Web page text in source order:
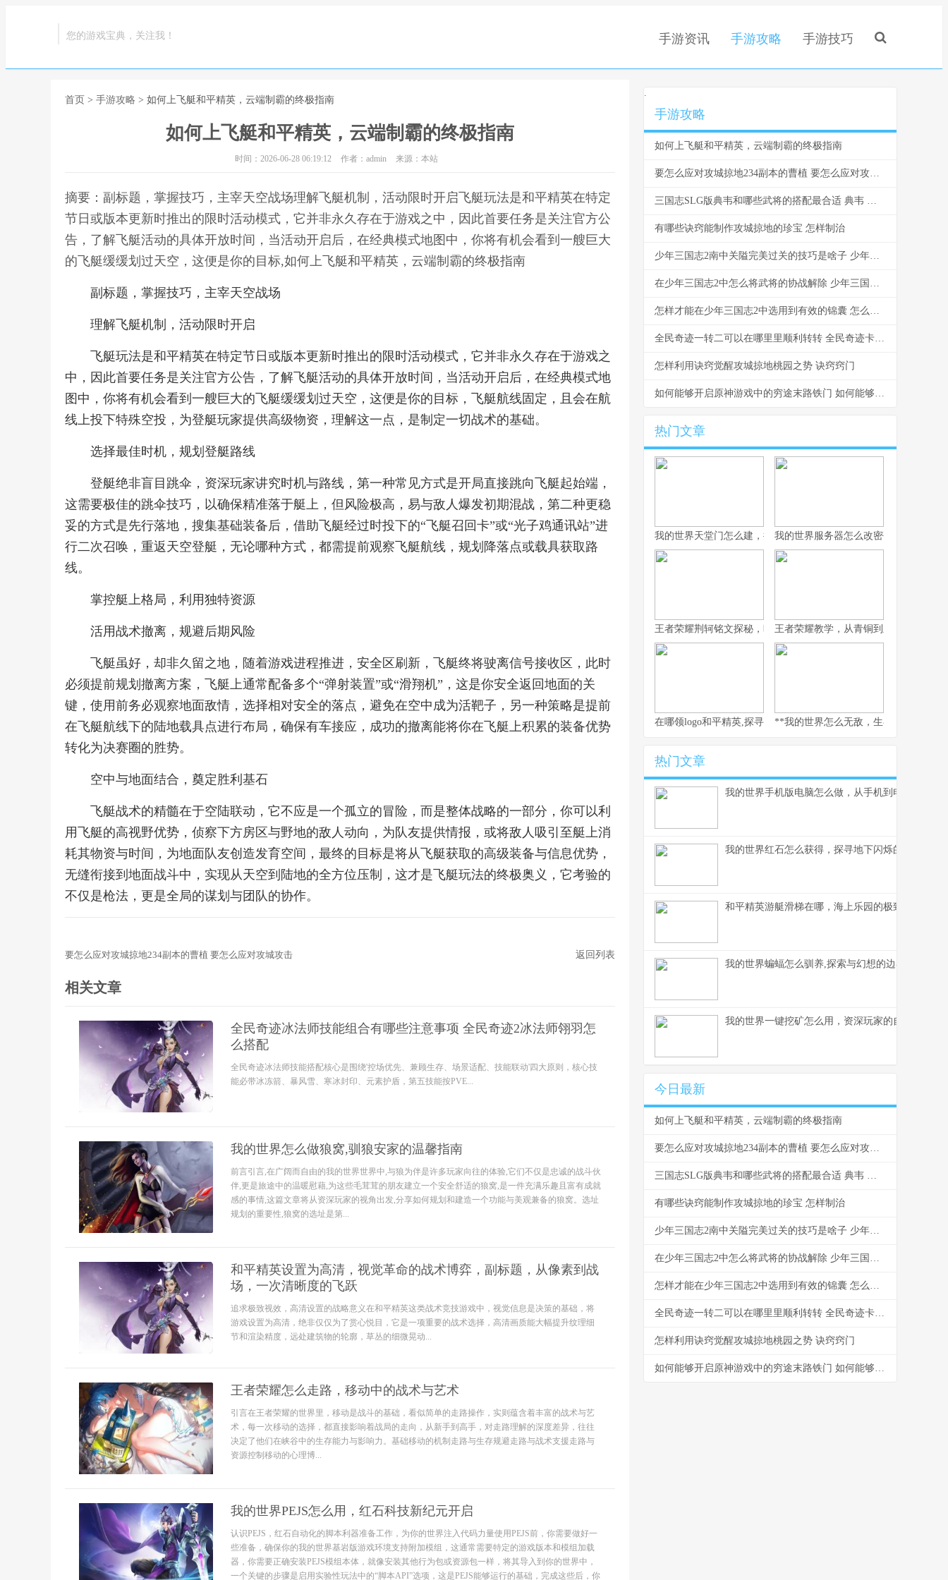
您的游戏宝典，关注我！ 手游资讯 手游攻略 手游技巧
首页 > 手游攻略 > 如何上飞艇和平精英，云端制霸的终极指南
如何上飞艇和平精英，云端制霸的终极指南
时间：2026-06-28 06:19:12 作者：admin 来源：本站
摘要：副标题，掌握技巧，主宰天空战场理解飞艇机制，活动限时开启飞艇玩法是和平精英在特定
节日或版本更新时推出的限时活动模式，它并非永久存在于游戏之中，因此首要任务是关注官方公
告，了解飞艇活动的具体开放时间，当活动开启后，在经典模式地图中，你将有机会看到一艘巨大
的飞艇缓缓划过天空，这便是你的目标,如何上飞艇和平精英，云端制霸的终极指南
副标题，掌握技巧，主宰天空战场
理解飞艇机制，活动限时开启
飞艇玩法是和平精英在特定节日或版本更新时推出的限时活动模式，它并非永久存在于游戏之
中，因此首要任务是关注官方公告，了解飞艇活动的具体开放时间，当活动开启后，在经典模式地
图中，你将有机会看到一艘巨大的飞艇缓缓划过天空，这便是你的目标，飞艇航线固定，且会在航
线上投下特殊空投，为登艇玩家提供高级物资，理解这一点，是制定一切战术的基础。
选择最佳时机，规划登艇路线
登艇绝非盲目跳伞，资深玩家讲究时机与路线，第一种常见方式是开局直接跳向飞艇起始端，
这需要极佳的跳伞技巧，以确保精准落于艇上，但风险极高，易与敌人爆发初期混战，第二种更稳
妥的方式是先行落地，搜集基础装备后，借助飞艇经过时投下的“飞艇召回卡”或“光子鸡通讯站”进
行二次召唤，重返天空登艇，无论哪种方式，都需提前观察飞艇航线，规划降落点或载具获取路
线。
掌控艇上格局，利用独特资源
活用战术撤离，规避后期风险
飞艇虽好，却非久留之地，随着游戏进程推进，安全区刷新，飞艇终将驶离信号接收区，此时
必须提前规划撤离方案，飞艇上通常配备多个“弹射装置”或“滑翔机”，这是你安全返回地面的关
键，使用前务必观察地面敌情，选择相对安全的落点，避免在空中成为活靶子，另一种策略是提前
在飞艇航线下的陆地载具点进行布局，确保有车接应，成功的撤离能将你在飞艇上积累的装备优势
转化为决赛圈的胜势。
空中与地面结合，奠定胜利基石
飞艇战术的精髓在于空陆联动，它不应是一个孤立的冒险，而是整体战略的一部分，你可以利
用飞艇的高视野优势，侦察下方房区与野地的敌人动向，为队友提供情报，或将敌人吸引至艇上消
耗其物资与时间，为地面队友创造发育空间，最终的目标是将从飞艇获取的高级装备与信息优势，
无缝衔接到地面战斗中，实现从天空到陆地的全方位压制，这才是飞艇玩法的终极奥义，它考验的
不仅是枪法，更是全局的谋划与团队的协作。
要怎么应对攻城掠地234副本的曹植 要怎么应对攻城攻击 返回列表
相关文章
全民奇迹冰法师技能组合有哪些注意事项 全民奇迹2冰法师翎羽怎
么搭配
全民奇迹冰法师技能搭配核心是围绕'控场优先、兼顾生存、场景适配、技能联动'四大原则，核心技
能必带冰冻箭、暴风雪、寒冰封印、元素护盾，第五技能按PVE...
我的世界怎么做狼窝,驯狼安家的温馨指南
前言引言,在广阔而自由的我的世界世界中,与狼为伴是许多玩家向往的体验,它们不仅是忠诚的战斗伙
伴,更是旅途中的温暖慰藉,为这些毛茸茸的朋友建立一个安全舒适的狼窝,是一件充满乐趣且富有成就
感的事情,这篇文章将从资深玩家的视角出发,分享如何规划和建造一个功能与美观兼备的狼窝。选址
规划的重要性,狼窝的选址是第...
和平精英设置为高清，视觉革命的战术博弈，副标题，从像素到战
场，一次清晰度的飞跃
追求极致视效，高清设置的战略意义在和平精英这类战术竞技游戏中，视觉信息是决策的基础，将
游戏设置为高清，绝非仅仅为了赏心悦目，它是一项重要的战术选择，高清画质能大幅提升纹理细
节和渲染精度，远处建筑物的轮廓，草丛的细微晃动...
王者荣耀怎么走路，移动中的战术与艺术
引言在王者荣耀的世界里，移动是战斗的基础，看似简单的走路操作，实则蕴含着丰富的战术与艺
术，每一次移动的选择，都直接影响着战局的走向，从新手到高手，对走路理解的深度差异，往往
决定了他们在峡谷中的生存能力与影响力。基础移动的机制走路与生存规避走路与战术支援走路与
资源控制移动的心理博...
我的世界PEJS怎么用，红石科技新纪元开启
认识PEJS，红石自动化的脚本利器准备工作，为你的世界注入代码力量使用PEJS前，你需要做好一
些准备，确保你的我的世界基岩版游戏环境支持附加模组，这通常需要特定的游戏版本和模组加载
器，你需要正确安装PEJS模组本体，就像安装其他行为包或资源包一样，将其导入到你的世界中，
一个关键的步骤是启用实验性玩法中的“脚本API”选项，这是PEJS能够运行的基础，完成这些后，你
.
手游攻略
如何上飞艇和平精英，云端制霸的终极指南
要怎么应对攻城掠地234副本的曹植 要怎么应对攻城攻击
三国志SLG版典韦和哪些武将的搭配最合适 典韦 三国志
有哪些诀窍能制作攻城掠地的珍宝 怎样制治
少年三国志2南中关隘完美过关的技巧是啥子 少年三国志2南华仙书正确路线图
在少年三国志2中怎么将武将的协战解除 少年三国志2游戏攻略
怎样才能在少年三国志2中选用到有效的锦囊 怎么能有少年感
全民奇迹一转二可以在哪里里顺利转转 全民奇迹卡几转最好
怎样利用诀窍觉醒攻城掠地桃园之势 诀窍窍门
如何能够开启原神游戏中的穷途末路铁门 如何能够开启原子系统
热门文章
我的世界天堂门怎么建，揭秘通往天国的奇幻之路
我的世界服务器怎么改密码，守护虚拟
王者荣耀荆轲铭文探秘，暗影中的收割艺术王者荣耀教学，从青铜到王者的进阶
在哪领logo和平精英,探寻虚拟世界的独特印记**我的世界怎么无敌，生存与创造的终
热门文章
我的世界手机版电脑怎么做，从手机到电脑的玩法
我的世界红石怎么获得，探寻地下闪烁的能量之源
和平精英游艇滑梯在哪，海上乐园的极致乐趣探寻
我的世界蝙蝠怎么驯养,探索与幻想的边界,副标题,
我的世界一键挖矿怎么用，资深玩家的自动化掘金
今日最新
如何上飞艇和平精英，云端制霸的终极指南
要怎么应对攻城掠地234副本的曹植 要怎么应对攻城攻击
三国志SLG版典韦和哪些武将的搭配最合适 典韦 三国志
有哪些诀窍能制作攻城掠地的珍宝 怎样制治
少年三国志2南中关隘完美过关的技巧是啥子 少年三国志2南华仙书正确路线图
在少年三国志2中怎么将武将的协战解除 少年三国志2游戏攻略
怎样才能在少年三国志2中选用到有效的锦囊 怎么能有少年感
全民奇迹一转二可以在哪里里顺利转转 全民奇迹卡几转最好
怎样利用诀窍觉醒攻城掠地桃园之势 诀窍窍门
如何能够开启原神游戏中的穷途末路铁门 如何能够开启原子系统